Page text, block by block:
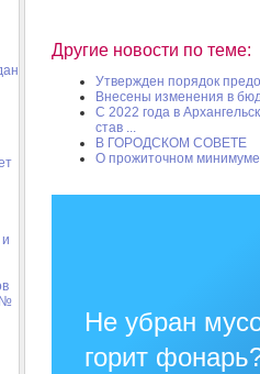
№
Другие новости по теме:
Утвержден порядок
Внесены изменения в
С 2022 года в
став ...
В ГОРОДСКОМ СОВЕТЕ
О прожиточном минимуме
Не убран
горит